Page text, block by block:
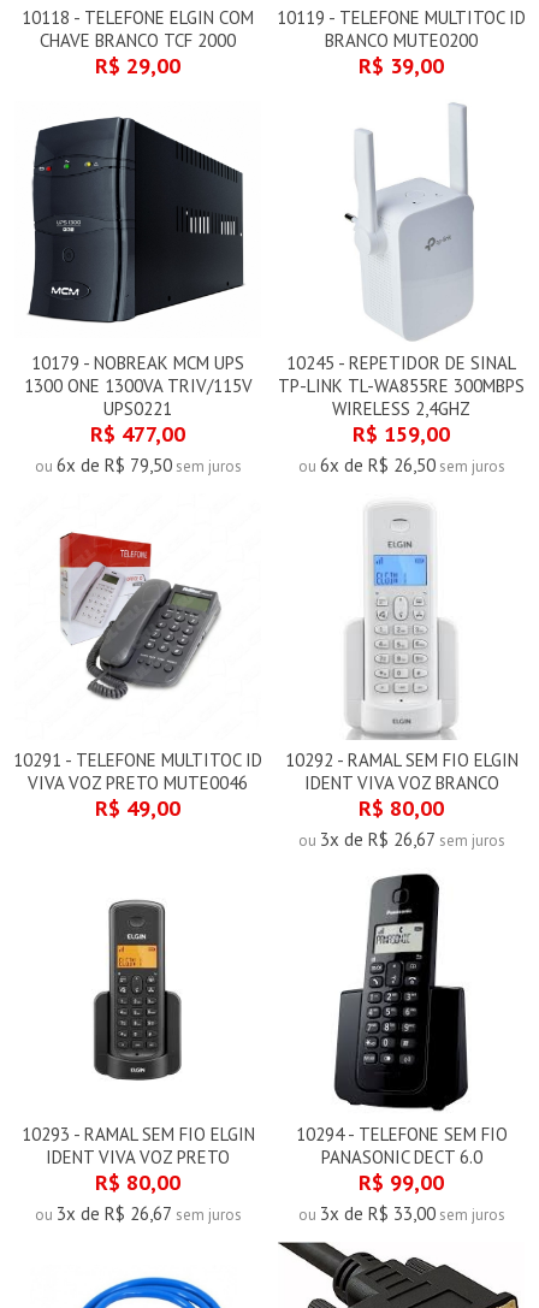
10118 - TELEFONE ELGIN COM
CHAVE BRANCO TCF 2000
R$ 29,00
10119 - TELEFONE MULTITOC ID
BRANCO MUTE0200
R$ 39,00
10179 - NOBREAK MCM UPS
1300 ONE 1300VA TRIV/115V
UPS0221
R$ 477,00
ou 6x de R$ 79,50sem juros
10245 - REPETIDOR DE SINAL
TP-LINK TL-WA855RE 300MBPS
WIRELESS 2,4GHZ
R$ 159,00
ou 6x de R$ 26,50sem juros
10291 - TELEFONE MULTITOC ID
VIVA VOZ PRETO MUTE0046
R$ 49,00
10292 - RAMAL SEM FIO ELGIN
IDENT VIVA VOZ BRANCO
R$ 80,00
ou 3x de R$ 26,67 sem juros
10293 - RAMAL SEM FIO ELGIN
IDENT VIVA VOZ PRETO
R$ 80,00
ou 3x de R$ 26,67 sem juros
10294 - TELEFONE SEM FIO
PANASONIC DECT 6.0
R$ 99,00
ou 3x de R$ 33,00sem juros